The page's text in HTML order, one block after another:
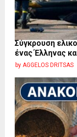
Σύγκρουση
ένας Έλληνας
by AGGELOS DRITSAS